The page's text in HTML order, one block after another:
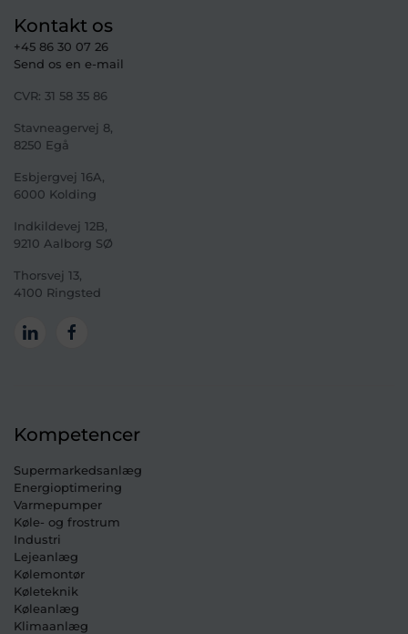
Kontakt os
+45 86 30 07 26
Send os en e-mail
CVR: 31 58 35 86
Stavneagervej 8,
8250 Egå
Esbjergvej 16A,
6000 Kolding
Indkildevej 12B,
9210 Aalborg SØ
Thorsvej 13,
4100 Ringsted
Kompetencer
Supermarkedsanlæg
Energioptimering
Varmepumper
Køle- og frostrum
Industri
Lejeanlæg
Kølemontør
Køleteknik
Køleanlæg
Klimaanlæg